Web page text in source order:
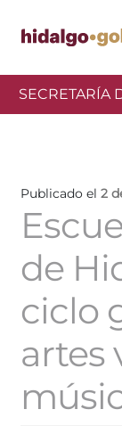
SECRETARÍA
Publicado el 2
de
ciclo
artes